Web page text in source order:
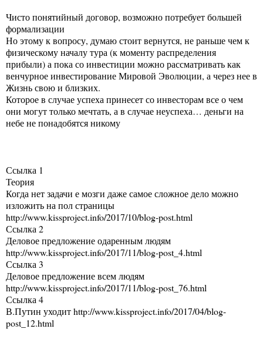
Чисто понятийный договор, возможно потребует большей
формализации
Но этому к вопросу, думаю стоит вернутся, не раньше чем к
физическому началу тура (к моменту распределения
прибыли) а пока со инвестиции можно рассматривать как
венчурное инвестирование Мировой Эволюции, а через нее в
Жизнь свою и близких.
Которое в случае успеха принесет со инвесторам все о чем
они могут только мечтать, а в случае неуспеха… деньги на
небе не понадобятся никому
Ссылка 1
Теория
Когда нет задачи е мозги даже самое сложное дело можно
изложить на пол страницы
http://www.kissproject.info/2017/10/blog-post.html
Ссылка 2
Деловое предложение одаренным людям
http://www.kissproject.info/2017/11/blog-post_4.html
Ссылка 3
Деловое предложение всем людям
http://www.kissproject.info/2017/11/blog-post_76.html
Ссылка 4
В.Путин уходит http://www.kissproject.info/2017/04/blog-
post_12.html